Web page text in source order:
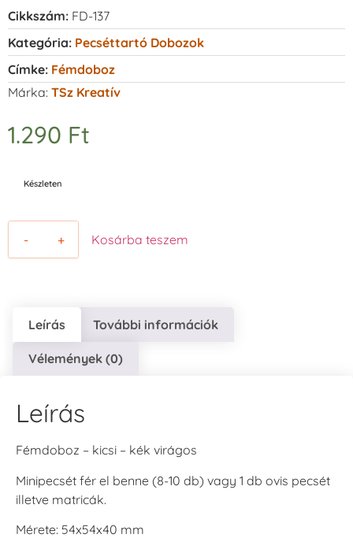
Cikkszám: FD-137
Kategória: Pecséttartó Dobozok
Címke: Fémdoboz
Márka: TSz Kreatív
1.290 Ft
Készleten
- + Kosárba teszem
Leírás További információk
Vélemények (0)
Leírás
Fémdoboz – kicsi – kék virágos
Minipecsét fér el benne (8-10 db) vagy 1 db ovis pecsét
illetve matricák.
Mérete: 54x54x40 mm